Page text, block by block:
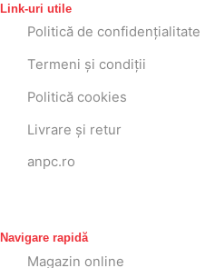
Link-uri utile
Politică de confidențialitate
Termeni și condiții
Politică cookies
Livrare și retur
anpc.ro
Navigare rapidă
Magazin online